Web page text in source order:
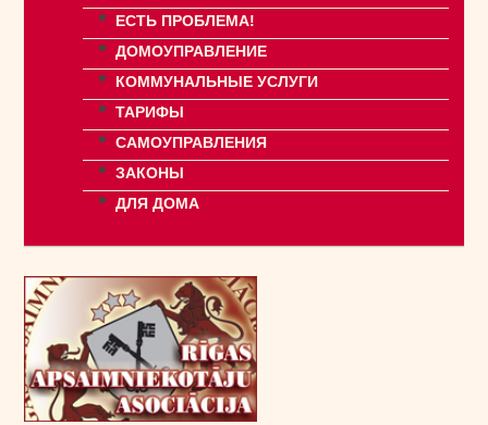
ЕСТЬ ПРОБЛЕМА!
ДОМОУПРАВЛЕНИЕ
КОММУНАЛЬНЫЕ УСЛУГИ
ТАРИФЫ
САМОУПРАВЛЕНИЯ
ЗАКОНЫ
ДЛЯ ДОМА